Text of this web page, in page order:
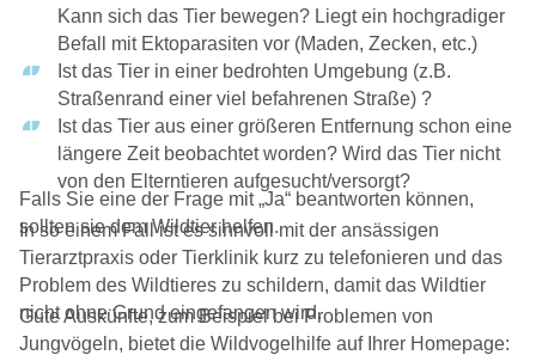
Kann sich das Tier bewegen? Liegt ein hochgradiger
Befall mit Ektoparasiten vor (Maden, Zecken, etc.)
Ist das Tier in einer bedrohten Umgebung (z.B.
Straßenrand einer viel befahrenen Straße) ?
Ist das Tier aus einer größeren Entfernung schon eine
längere Zeit beobachtet worden? Wird das Tier nicht
von den Elterntieren aufgesucht/versorgt?
Falls Sie eine der Frage mit „Ja“ beantworten können,
sollten sie dem Wildtier helfen.
In so einem Fall ist es sinnvoll mit der ansässigen
Tierarztpraxis oder Tierklinik kurz zu telefonieren und das
Problem des Wildtieres zu schildern, damit das Wildtier
nicht ohne Grund eingefangen wird.
Gute Auskünfte, zum Beispiel bei Problemen von
Jungvögeln, bietet die Wildvogelhilfe auf Ihrer Homepage: